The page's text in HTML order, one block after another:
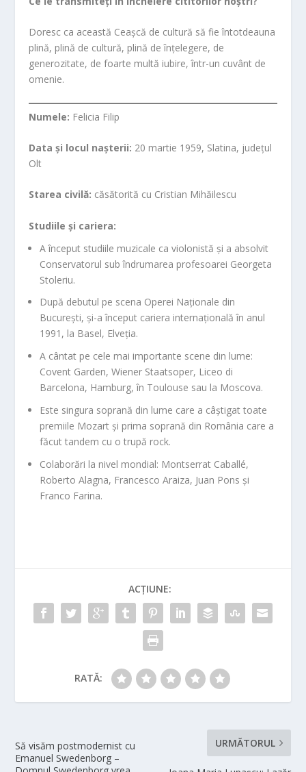
Doresc ca această Ceașcă de cultură să fie întotdeauna
plină, plină de cultură, plină de înțelegere, de
generozitate, de foarte multă iubire, într-un cuvânt de
omenie.
Numele: Felicia Filip
Data și locul nașterii: 20 martie 1959, Slatina, județul
Olt
Starea civilă: căsătorită cu Cristian Mihăilescu
Studiile și cariera:
A început studiile muzicale ca violonistă și a absolvit
Conservatorul sub îndrumarea profesoarei Georgeta
Stoleriu.
După debutul pe scena Operei Naționale din
București, și-a început cariera internațională în anul
1991, la Basel, Elveția.
A cântat pe cele mai importante scene din lume:
Covent Garden, Wiener Staatsoper, Liceo di
Barcelona, Hamburg, în Toulouse sau la Moscova.
Este singura soprană din lume care a câștigat toate
premiile Mozart și prima soprană din România care a
făcut tandem cu o trupă rock.
Colaborări la nivel mondial: Montserrat Caballé,
Roberto Alagna, Francesco Araiza, Juan Pons și
Franco Farina.
ACȚIUNE:
RATĂ:
Să visăm postmodernist cu
Emanuel Swedenborg –
URMĂTORUL